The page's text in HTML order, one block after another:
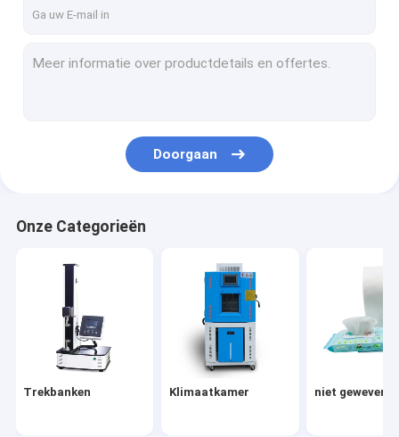
Testkamers
Vision System
houten korrels
Plaatsende Machine
Biochemische Reagens
Doorgaan
Onze Categorieën
Trekbanken Klimaatkamer niet geweven